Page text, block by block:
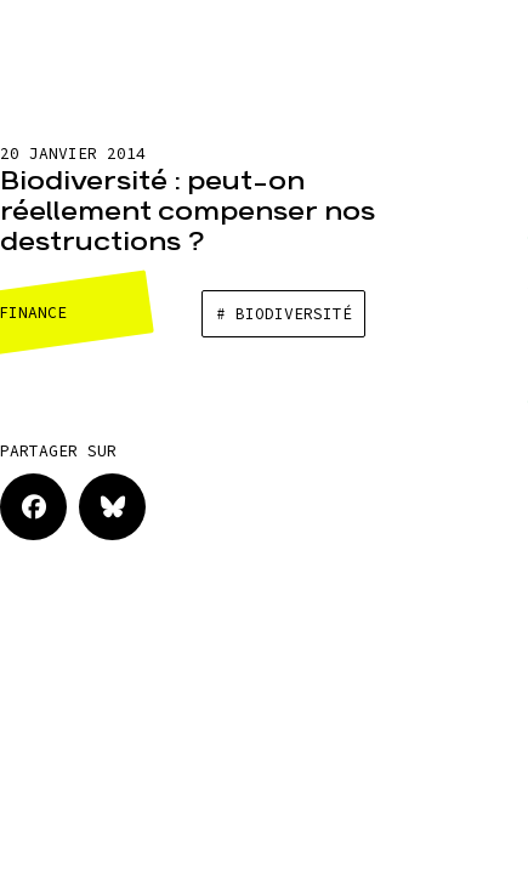
20 JANVIER 2014
Biodiversité : peut-on
réellement compenser nos
destructions ?
# BIODIVERSITÉ
PARTAGER SUR